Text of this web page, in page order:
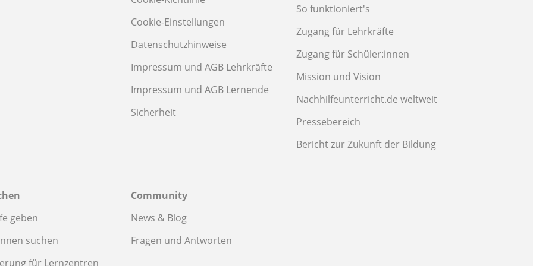
Cookie-Einstellungen
Datenschutzhinweise
Impressum und AGB Lehrkräfte
Impressum und AGB Lernende
Sicherheit
So funktioniert's
Zugang für Lehrkräfte
Zugang für Schüler:innen
Mission und Vision
Nachhilfeunterricht.de weltweit
Pressebereich
Bericht zur Zukunft der Bildung
geben
suchen
für Lernzentren
Community
News & Blog
Fragen und Antworten